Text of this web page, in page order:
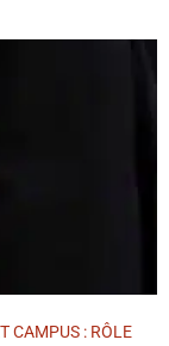
CAMPUS : RÔLE